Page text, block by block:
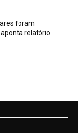
foram
relatório